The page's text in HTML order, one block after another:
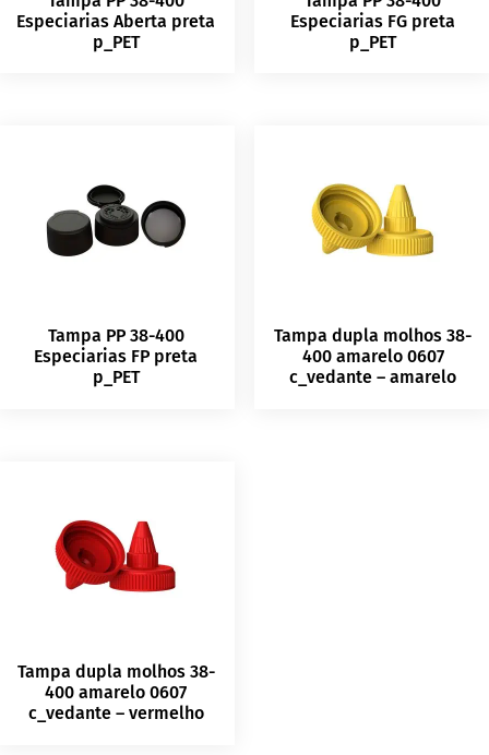
Especiarias Aberta preta
p_PET
Especiarias FG preta
p_PET
Tampa PP 38-400
Especiarias FP preta
p_PET
Tampa dupla molhos 38-
400 amarelo 0607
c_vedante – amarelo
Tampa dupla molhos 38-
400 amarelo 0607
c_vedante – vermelho